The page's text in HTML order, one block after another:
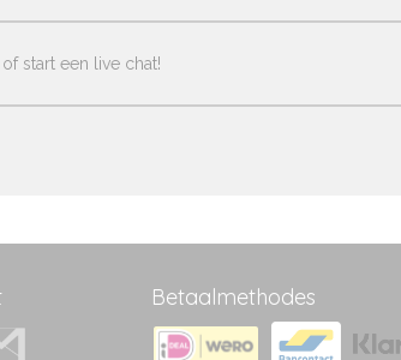
start een live chat!
Betaalmethodes